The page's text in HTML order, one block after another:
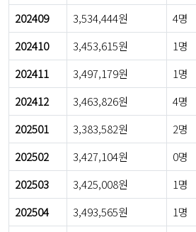
202409
3,534,444원 4명
202410
3,453,615원 1명
202411
3,497,179원 1명
202412
3,463,826원 4명
202501
3,383,582원 2명
202502
3,427,104원 0명
202503
3,425,008원 1명
202504
3,493,565원 1명